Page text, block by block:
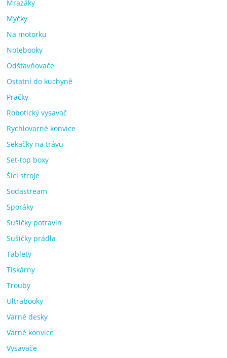
Mrazáky
Myčky
Na motorku
Notebooky
Odšťavňovače
Ostatní do kuchyně
Pračky
Robotický vysavač
Rychlovarné konvice
Sekačky na trávu
Set-top boxy
Šicí stroje
Sodastream
Sporáky
Sušičky potravin
Sušičky prádla
Tablety
Tiskárny
Trouby
Ultrabooky
Varné desky
Varné konvice
Vysavače